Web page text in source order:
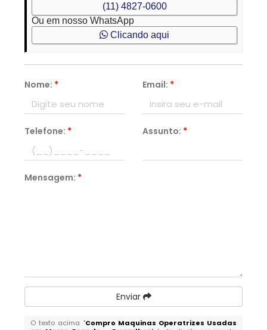
(11) 4827-0600
Ou em nosso WhatsApp
Clicando aqui
Nome: * Email: *
Telefone: * Assunto: *
Mensagem: *
Enviar
O texto acima "Compro Maquinas Operatrizes Usadas